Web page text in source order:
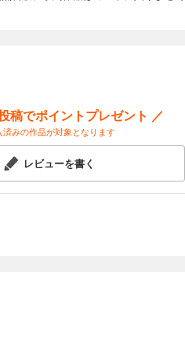
の
ー 特集1
せる 火を
！ 特集
ミュニ
の日？
読のご
壁画、
何の
面 12月
ス 毎
作れ
稿でポイントプレゼント ／
済みの作品が対象となります
レビューを書く